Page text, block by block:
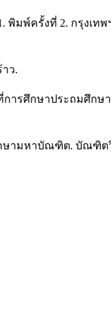
พิมพ์ครั้งที่ 2. กรุงเ
ว.
ารศึกษาประถมศึกษ
ษามหาบัณฑิต. บัณฑิต